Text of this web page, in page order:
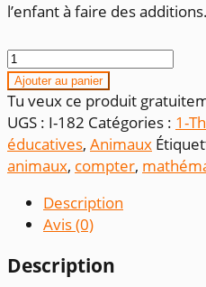
l’enfant à faire des additions.
quantité
de
Mathématique
animaux
Ajouter au panier
Tu veux ce produit
UGS : I-182 Catégories : 1-
éducatives, Animaux
animaux, compter,
Description
Avis (0)
Description